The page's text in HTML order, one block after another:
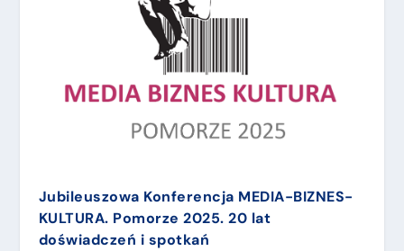
Jubileuszowa Konferencja MEDIA-BIZNES-
KULTURA. Pomorze 2025. 20 lat
doświadczeń i spotkań